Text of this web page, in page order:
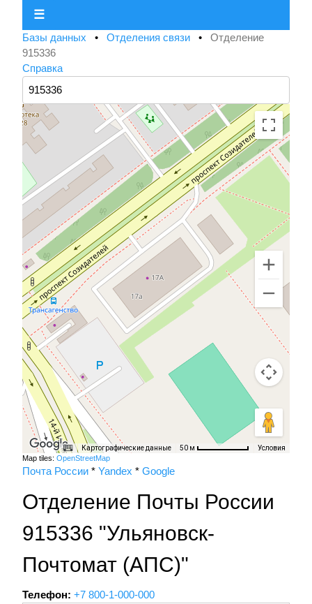
☰
Базы данных • Отделения связи • Отделение
915336
Справка
Картографические данные 50 м Условия
Map tiles: OpenStreetMap
Почта России * Yandex * Google
Отделение Почты России
915336 "Ульяновск-
Почтомат (АПС)"
Телефон: +7 800-1-000-000